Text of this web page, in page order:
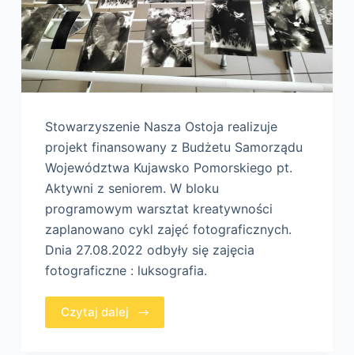
Stowarzyszenie Nasza Ostoja realizuje
projekt finansowany z Budżetu Samorządu
Województwa Kujawsko Pomorskiego pt.
Aktywni z seniorem. W bloku
programowym warsztat kreatywności
zaplanowano cykl zajęć fotograficznych.
Dnia 27.08.2022 odbyły się zajęcia
fotograficzne : luksografia.
Czytaj dalej